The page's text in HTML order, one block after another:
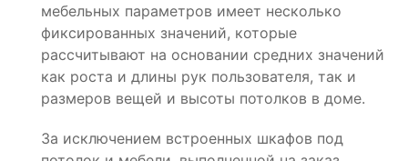
мебельных параметров имеет несколько
фиксированных значений, которые
рассчитывают на основании средних значений
как роста и длины рук пользователя, так и
размеров вещей и высоты потолков в доме.
За исключением встроенных шкафов под